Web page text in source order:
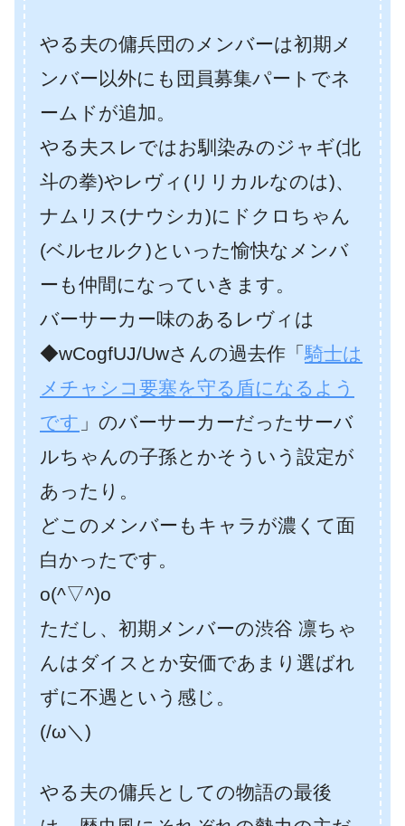
やる夫の傭兵団のメンバーは初期メ
ンバー以外にも団員募集パートでネ
ームドが追加。
やる夫スレではお馴染みのジャギ(北
斗の拳)やレヴィ(リリカルなのは)、
ナムリス(ナウシカ)にドクロちゃん
(ベルセルク)といった愉快なメンバ
ーも仲間になっていきます。
バーサーカー味のあるレヴィは
◆wCogfUJ/Uwさんの過去作「 騎士は
メチャシコ要塞を守る盾になるよう
です 」のバーサーカーだったサーバ
ルちゃんの子孫とかそういう設定が
あったり。
どこのメンバーもキャラが濃くて面
白かったです。
o(^▽^)o
ただし、初期メンバーの渋谷 凛ちゃ
んはダイスとか安価であまり選ばれ
ずに不遇という感じ。
(/ω＼)
やる夫の傭兵としての物語の最後